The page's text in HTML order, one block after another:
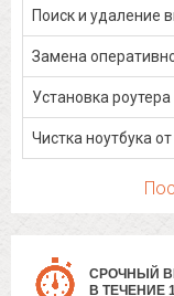
Поиск и удаление
Замена
Установка роутера
Чистка ноутбука
СРОЧНЫЙ
В ТЕЧЕНИЕ